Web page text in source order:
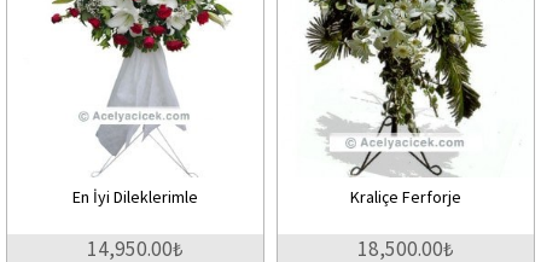
En İyi Dileklerimle
14,950.00₺
Kraliçe Ferforje
18,500.00₺